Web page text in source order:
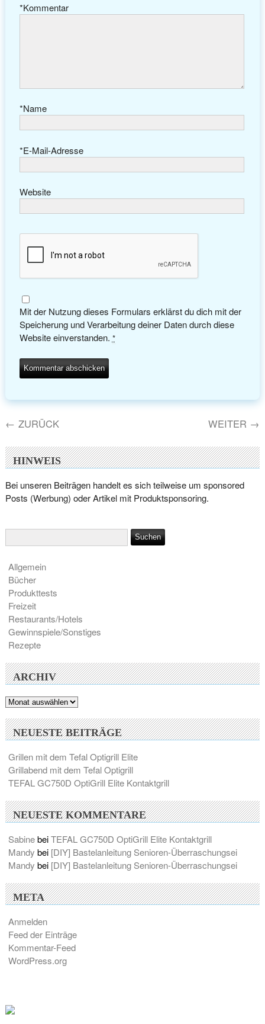
Kommentar
*
Name
*
E-Mail-Adresse
*
Website
Mit der Nutzung dieses Formulars erklärst du dich mit der
Speicherung und Verarbeitung deiner Daten durch diese
Website einverstanden. *
← ZURÜCK WEITER →
HINWEIS
Bei unseren Beiträgen handelt es sich teilweise um sponsored
Posts (Werbung) oder Artikel mit Produktsponsoring.
Allgemein
Bücher
Produkttests
Freizeit
Restaurants/Hotels
Gewinnspiele/Sonstiges
Rezepte
ARCHIV
Archiv
NEUESTE BEITRÄGE
Grillen mit dem Tefal Optigrill Elite
Grillabend mit dem Tefal Optigrill
TEFAL GC750D OptiGrill Elite Kontaktgrill
NEUESTE KOMMENTARE
SabinebeiTEFAL GC750D OptiGrill Elite Kontaktgrill
Mandy bei [DIY] Bastelanleitung Senioren-Überraschungsei
Mandy bei [DIY] Bastelanleitung Senioren-Überraschungsei
META
Anmelden
Feed der Einträge
Kommentar-Feed
WordPress.org